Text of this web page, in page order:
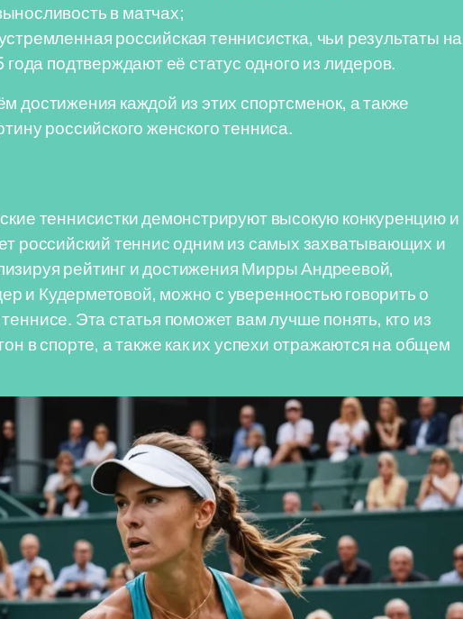
в матчах;
российская теннисистка, чьи результаты на
подтверждают её статус одного из лидеров.
достижения каждой из этих спортсменок, а также
российского женского тенниса.
теннисистки демонстрируют высокую конкуренцию и
российский теннис одним из самых захватывающих и
рейтинг и достижения Мирры Андреевой,
и Кудерметовой, можно с уверенностью говорить о
Эта статья поможет вам лучше понять, кто из
в спорте, а также как их успехи отражаются на общем